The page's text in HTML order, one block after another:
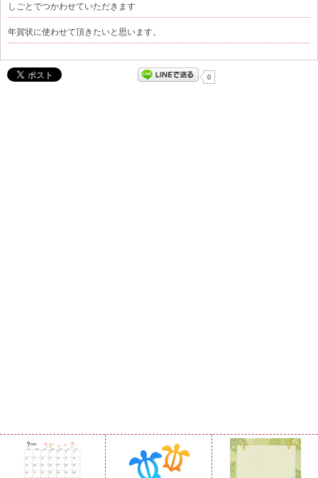
しごとでつかわせていただきます
年賀状に使わせて頂きたいと思います。
0